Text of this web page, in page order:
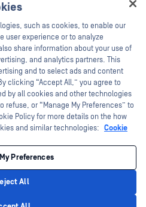
新聞稿
新聞報導
網路研討會
產品型錄
白皮書
免費工具
、MetaDefender、Metascan、
Trust No Device.、OPSWAT 、Protecting the
Technology、InQuest、InQuest標誌、
Join the Hunt 均為OPSWAT 之商標。第三
偏好
such as cookies, to enable our
user experience or to analyze
share information about your use of
and analytics partners. This
and to select ads and content
clicking “Accept All,” you agree to
by all cookies and other technologies
refuse, or “Manage My Preferences” to
Policy for more details on the how
and similar technologies: Cookie
Preferences
All
OPSWAT virtual assistant.
I help you secure what's critical